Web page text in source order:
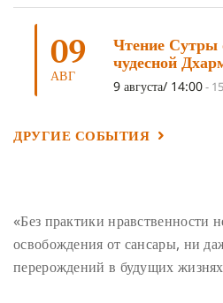
ШАМАТХА(3) НИРВАНА(3)
ТРЕНИРОВКА УМА
ПРЕДВАРИТЕЛЬНЫЕ ПРАКТИКИ(3)
ЧОКОР ДЮЧЕН (3)
ПРОИСХОЖДЕНИЯ(2)
ПАМЯТКА
09
АВГ
Чтение Сутры
чудесной
9 августа/ 14:00-
ДРУГИЕ СОБЫТИЯ
«Без практики нравственности
освобождения от сансары, ни
перерождений в будущих